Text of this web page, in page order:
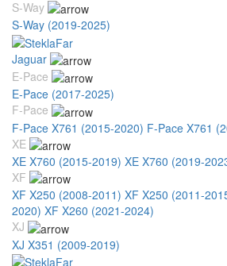
S-Way
S-Way (2019-2025)
Jaguar
E-Pace
E-Pace (2017-2025)
F-Pace
F-Pace X761 (2015-2020) F-Pace X761
XE
XE X760 (2015-2019) XE X760 (2019-
XF
XF X250 (2008-2011) XF X250 (2011-
2020) XF X260 (2021-2024)
XJ
XJ X351 (2009-2019)